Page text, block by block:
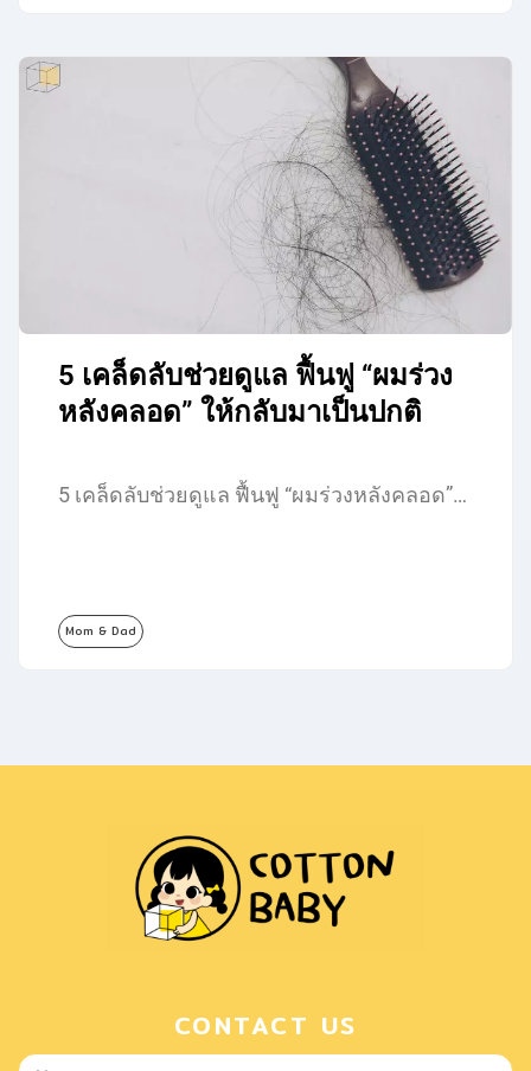
5 เคล็ดลับช่วยดูแล ฟื้นฟู “ผมร่วง
หลังคลอด” ให้กลับมาเป็นปกติ
5 เคล็ดลับช่วยดูแล ฟื้นฟู “ผมร่วงหลังคลอด”…
Mom & Dad
CONTACT US